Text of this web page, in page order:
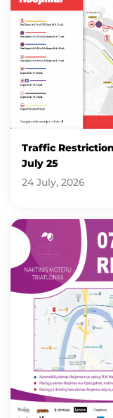
Traffic
July 25
24 July, 2026